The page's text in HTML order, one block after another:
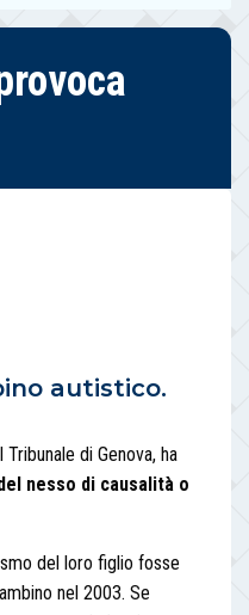
autistico.
di Genova, ha
nesso di causalità o
del loro figlio fosse
nel 2003. Se